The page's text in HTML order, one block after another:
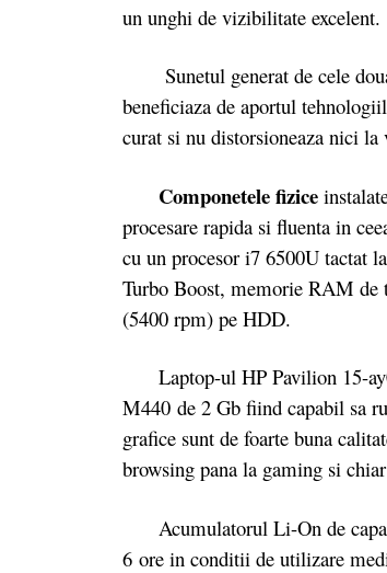
un unghi de vizibilitate excelent.
Sunetul generat de cele doua
beneficiaza de aportul
curat si nu distorsioneaza nici la
Componetele fizice
procesare rapida si fluenta in
cu un procesor i7 6500U tactat
Turbo Boost, memorie RAM de
(5400 rpm) pe HDD.
Laptop-ul HP Pavilion 15-
M440 de 2 Gb fiind capabil sa
grafice sunt de foarte buna
browsing pana la gaming si
Acumulatorul Li-On de
6 ore in conditii de utilizare